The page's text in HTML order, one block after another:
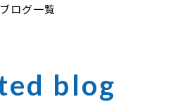
ブログ一覧